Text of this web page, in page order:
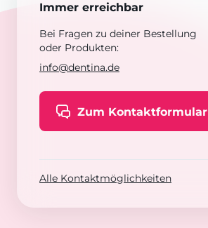
Immer erreichbar
Bei Fragen zu deiner Bestellung
oder Produkten:
info@dentina.de
Zum Kontaktformular
Alle Kontaktmöglichkeiten